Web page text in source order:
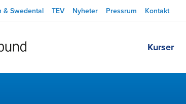
& Swedental TEV Nyheter Pressrum Kontakt
Kurser